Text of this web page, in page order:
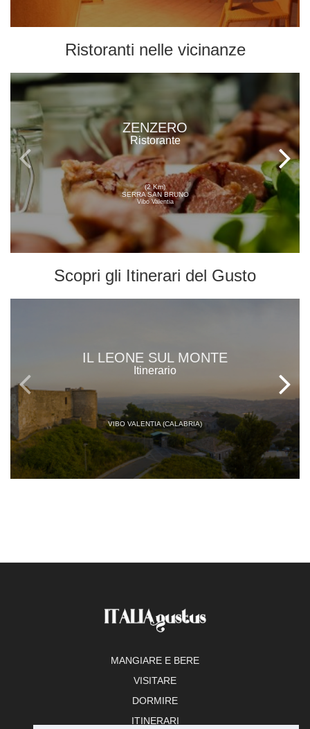
Ristoranti nelle vicinanze
ZENZERO
Ristorante
(2 Km)
SERRA SAN BRUNO
Vibo Valentia
Scopri gli Itinerari del Gusto
IL LEONE SUL MONTE
Itinerario
VIBO VALENTIA (CALABRIA)
MANGIARE E BERE
VISITARE
DORMIRE
ITINERARI